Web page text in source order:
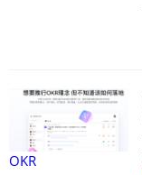
OKR